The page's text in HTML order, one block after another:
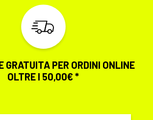
GRATUITA PER ORDINI ONLINE
OLTRE I 50,00€ *